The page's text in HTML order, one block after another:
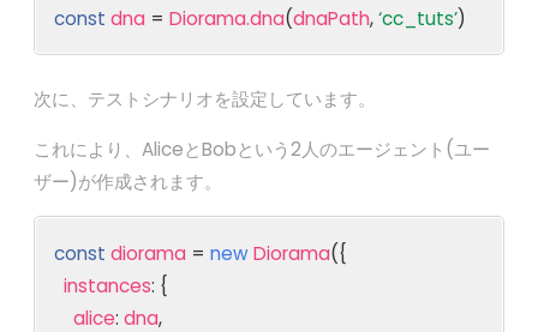
const dna =Diorama.dna(dnaPath,‘cc_tuts’)
次に、テストシナリオを設定しています。
これにより、AliceとBobという2人のエージェント(ユー
ザー)が作成されます。
const diorama =newDiorama({
instances: {
alice:dna,